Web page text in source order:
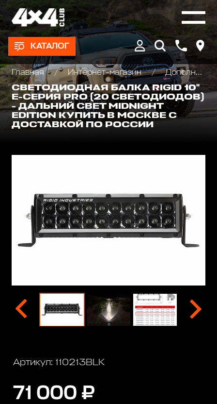
КАТАЛОГ
Главная Интернет-магазин
Дополнительные фары : Светодиодные, Галогеновые , Ксеноновые
СВЕТОДИОДНАЯ БАЛКА RIGID 10"
Е-СЕРИЯ PRO (20 СВЕТОДИОДОВ)
- ДАЛЬНИЙ СВЕТ MIDNIGHT
EDITION КУПИТЬ В МОСКВЕ С
ДОСТАВКОЙ ПО РОССИИ
Артикул: 110213BLK
71 000 ₽